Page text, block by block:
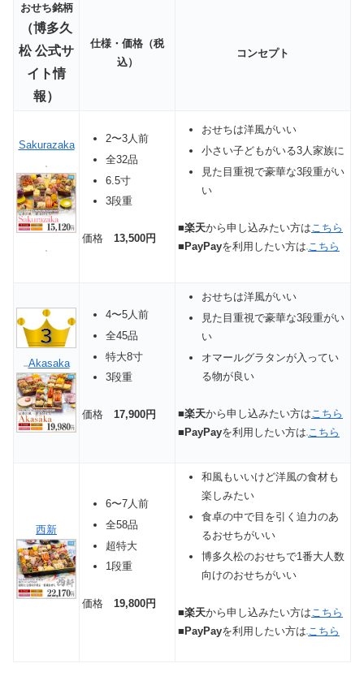
おせち銘柄
（博多久
松 公式サ
イト情
報）
仕様・価格（税
込）
コンセプト
Sakurazaka
2〜3人前
全32品
6.5寸
3段重
価格 13,500円
おせちは洋風がいい
小さい子どもがいる3人家族に
見た目重視で豪華な3段重がい
い
■楽天から申し込みたい方は こちら
■PayPayを利用したい方は こちら
Akasaka
4〜5人前
全45品
特大8寸
3段重
価格 17,900円
おせちは洋風がいい
見た目重視で豪華な3段重がい
い
オマールグラタンが入ってい
る物が良い
■楽天から申し込みたい方は こちら
■PayPayを利用したい方は こちら
西新
6〜7人前
全58品
超特大
1段重
価格 19,800円
和風もいいけど洋風の食材も
楽しみたい
食卓の中で目を引く迫力のあ
るおせちがいい
博多久松のおせちで1番大人数
向けのおせちがいい
■楽天から申し込みたい方は こちら
■PayPayを利用したい方は こちら